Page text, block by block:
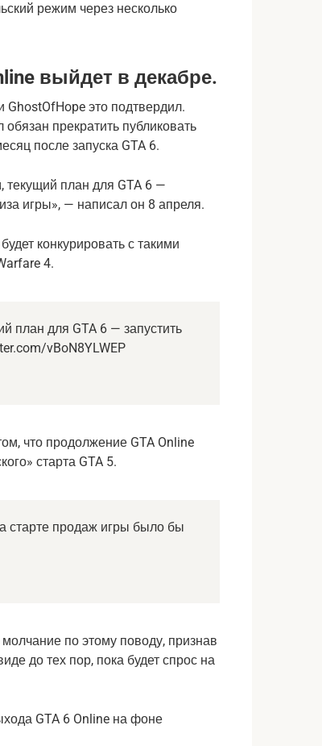
режим через несколько
выйдет в декабре.
GhostOfHope это подтвердил.
прекратить публиковать
после запуска GTA 6.
текущий план для GTA 6 —
игры», — написал он 8 апреля.
конкурировать с такими
4.
план для GTA 6 — запустить
vBoN8YLWEP
что продолжение GTA Online
старта GTA 5.
старте продаж игры было бы
по этому поводу, признав
до тех пор, пока будет спрос на